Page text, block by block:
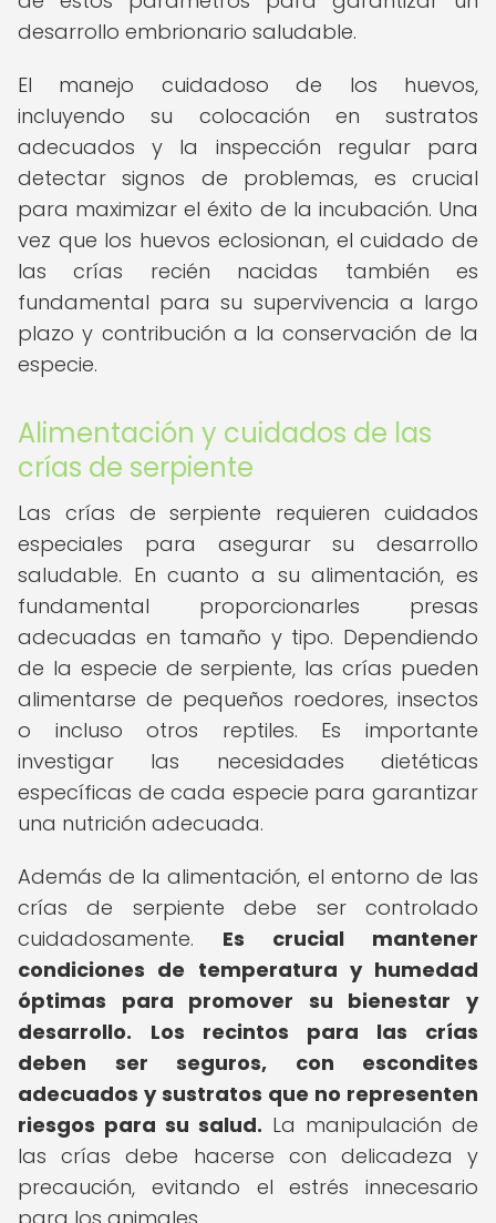
desarrollo embrionario saludable.
El manejo cuidadoso de los huevos,
incluyendo su colocación en sustratos
adecuados y la inspección regular para
detectar signos de problemas, es crucial
para maximizar el éxito de la incubación. Una
vez que los huevos eclosionan, el cuidado de
las crías recién nacidas también es
fundamental para su supervivencia a largo
plazo y contribución a la conservación de la
especie.
Alimentación y cuidados de las
crías de serpiente
Las crías de serpiente requieren cuidados
especiales para asegurar su desarrollo
saludable. En cuanto a su alimentación, es
fundamental proporcionarles presas
adecuadas en tamaño y tipo. Dependiendo
de la especie de serpiente, las crías pueden
alimentarse de pequeños roedores, insectos
o incluso otros reptiles. Es importante
investigar las necesidades dietéticas
específicas de cada especie para garantizar
una nutrición adecuada.
Además de la alimentación, el entorno de las
crías de serpiente debe ser controlado
cuidadosamente. Es crucial mantener
condiciones de temperatura y humedad
óptimas para promover su bienestar y
desarrollo.
Los recintos para las crías
deben ser seguros, con escondites
adecuados y sustratos que no representen
riesgos para su salud. La manipulación de
las crías debe hacerse con delicadeza y
precaución, evitando el estrés innecesario